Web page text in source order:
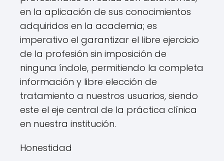
en la aplicación de sus conocimientos
adquiridos en la academia; es
imperativo el garantizar el libre ejercicio
de la profesión sin imposición de
ninguna índole, permitiendo la completa
información y libre elección de
tratamiento a nuestros usuarios, siendo
este el eje central de la práctica clínica
en nuestra institución.
Honestidad